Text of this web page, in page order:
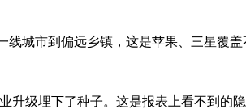
城市到偏远乡镇，这是苹果、三星覆盖
升级埋下了种子。这是报表上看不到的隐